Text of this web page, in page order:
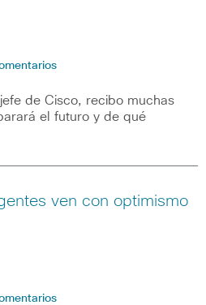
de Cisco, recibo muchas
el futuro y de qué
ven con optimismo